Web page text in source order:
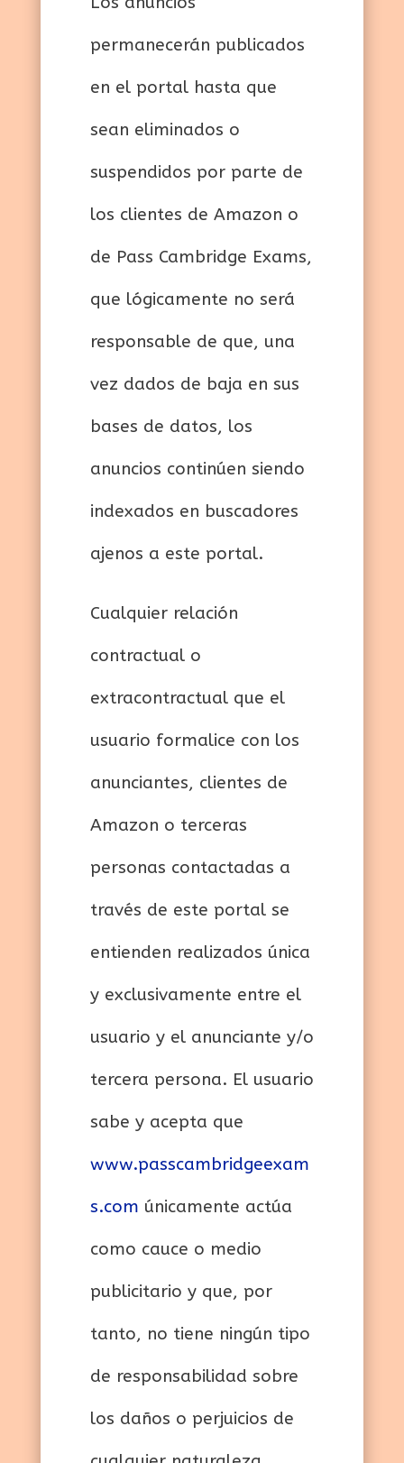
permanecerán publicados
en el portal hasta que
sean eliminados o
suspendidos por parte de
los clientes de Amazon o
de Pass Cambridge Exams,
que lógicamente no será
responsable de que, una
vez dados de baja en sus
bases de datos, los
anuncios continúen siendo
indexados en buscadores
ajenos a este portal.
Cualquier relación
contractual o
extracontractual que el
usuario formalice con los
anunciantes, clientes de
Amazon o terceras
personas contactadas a
través de este portal se
entienden realizados única
y exclusivamente entre el
usuario y el anunciante y/o
tercera persona. El usuario
sabe y acepta que
www.passcambridgeexam
s.com únicamente actúa
como cauce o medio
publicitario y que, por
tanto, no tiene ningún tipo
de responsabilidad sobre
los daños o perjuicios de